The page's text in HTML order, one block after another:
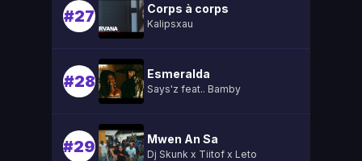
#27 Corps à corps
Kalipsxau
#28 Esmeralda
Says'z feat.. Bamby
#29 Mwen An Sa
Dj Skunk x Tiitof x Leto